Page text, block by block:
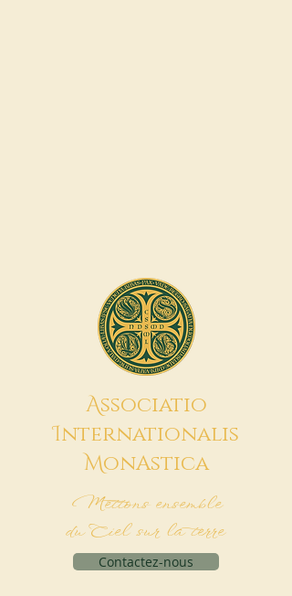
Associatio
Internationalis
MonAstica
Mettons ensemble
du Ciel sur la terre
Contactez-nous